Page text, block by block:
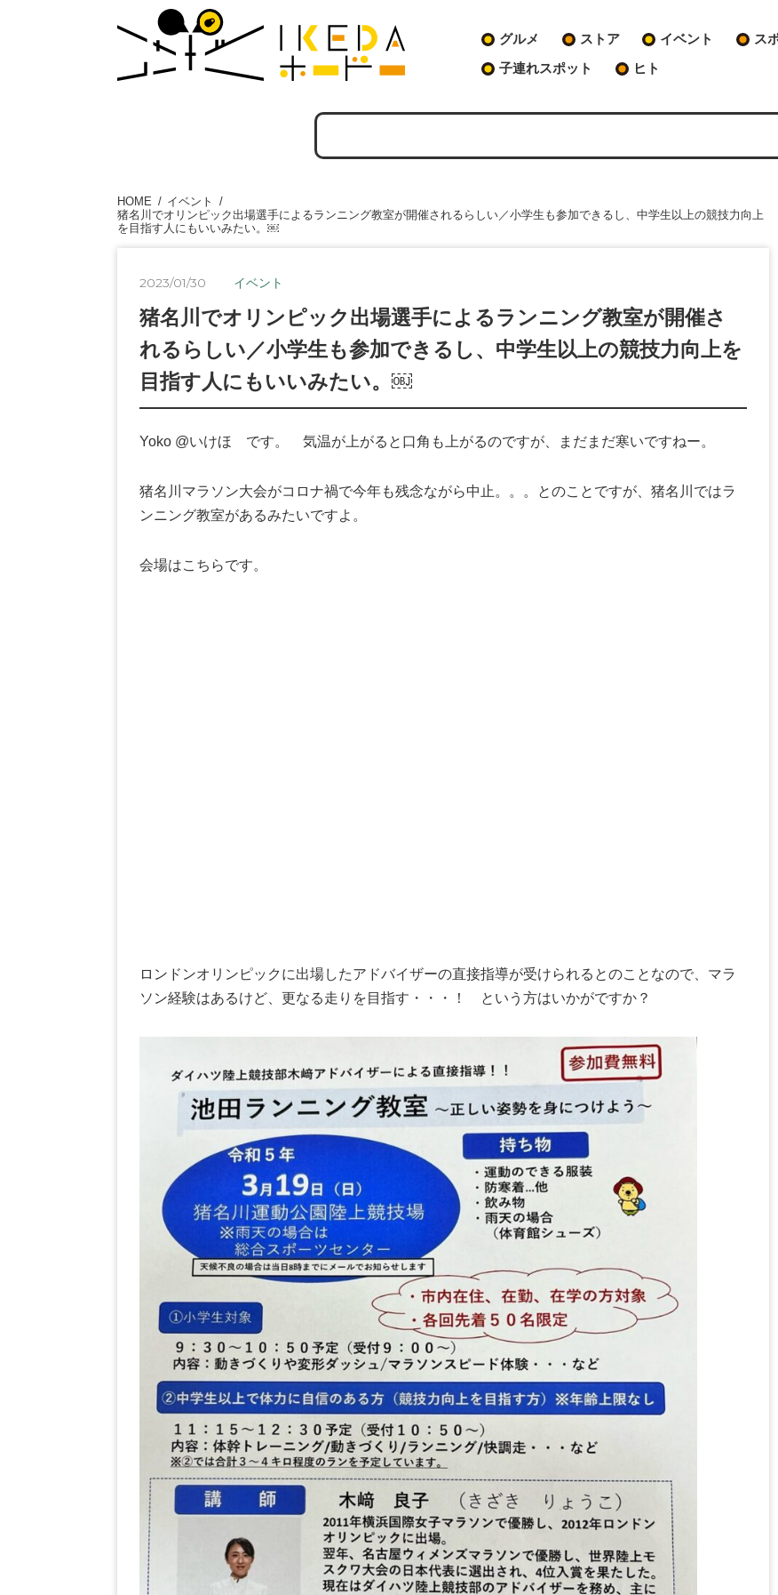
グルメ ストア イベント ス
子連れスポット
ヒト
HOME
イベント
猪名川でオリンピック出場選手によるランニング教室が開催されるらしい／小学生も参加できるし、中学生以上の競技力向上
を目指す人にもいいみたい。￼
2023/01/30 イベント
猪名川でオリンピック出場選手によるランニング教室が開催さ
れるらしい／小学生も参加できるし、中学生以上の競技力向上を
目指す人にもいいみたい。￼
Yoko @いけほ です。 気温が上がると口角も上がるのですが、まだまだ寒いですねー。
猪名川マラソン大会がコロナ禍で今年も残念ながら中止。。。とのことですが、猪名川ではラ
ンニング教室があるみたいですよ。
会場はこちらです。
ロンドンオリンピックに出場したアドバイザーの直接指導が受けられるとのことなので、マラ
ソン経験はあるけど、更なる走りを目指す・・・！ という方はいかがですか？